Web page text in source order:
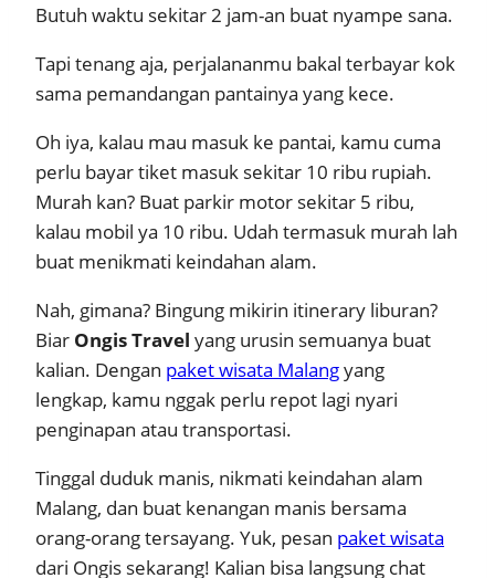
Butuh waktu sekitar 2 jam-an buat nyampe sana.
Tapi tenang aja, perjalananmu bakal terbayar kok
sama pemandangan pantainya yang kece.
Oh iya, kalau mau masuk ke pantai, kamu cuma
perlu bayar tiket masuk sekitar 10 ribu rupiah.
Murah kan? Buat parkir motor sekitar 5 ribu,
kalau mobil ya 10 ribu. Udah termasuk murah lah
buat menikmati keindahan alam.
Nah, gimana? Bingung mikirin itinerary liburan?
Biar Ongis Travel yang urusin semuanya buat
kalian. Dengan paket wisata Malangyang
lengkap, kamu nggak perlu repot lagi nyari
penginapan atau transportasi.
Tinggal duduk manis, nikmati keindahan alam
Malang, dan buat kenangan manis bersama
orang-orang tersayang. Yuk, pesan paket wisata
dari Ongis sekarang! Kalian bisa langsung chat